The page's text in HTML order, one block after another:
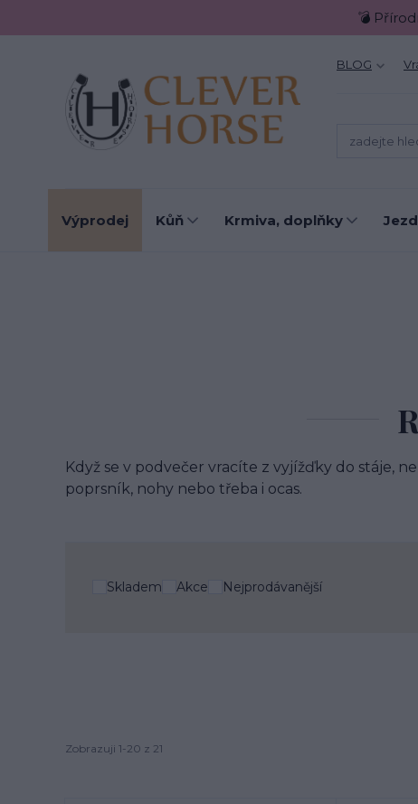
💣
BLOG
Výprodej Kůň Krmiva, doplňky
Když se v podvečer vracíte z vyjížďky do stáje,
poprsník, nohy nebo třeba i ocas.
Skladem Akce Nejprodávanější
Zobrazuji 1-20 z 21